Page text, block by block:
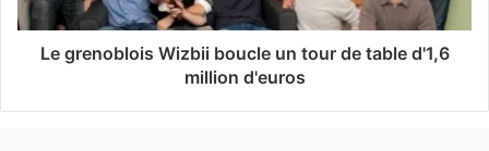
Le grenoblois Wizbii boucle un tour de table d'1,6
million d'euros